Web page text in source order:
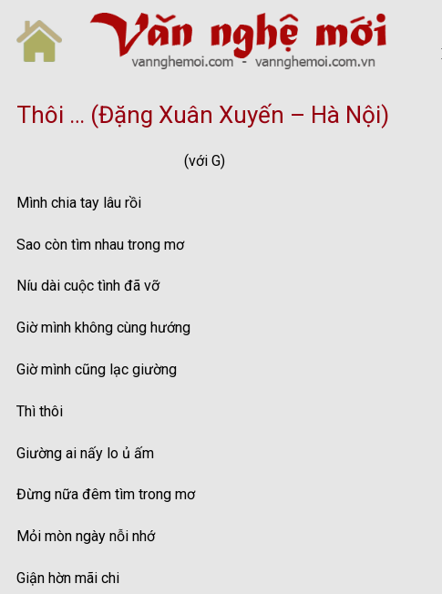
content
Thôi … (Đặng Xuân Xuyến – Hà Nội)
(với G)
Mình chia tay lâu rồi
Sao còn tìm nhau trong mơ
Níu dài cuộc tình đã vỡ
Giờ mình không cùng hướng
Giờ mình cũng lạc giường
Thì thôi
Giường ai nấy lo ủ ấm
Đừng nữa đêm tìm trong mơ
Mỏi mòn ngày nỗi nhớ
Giận hờn mãi chi